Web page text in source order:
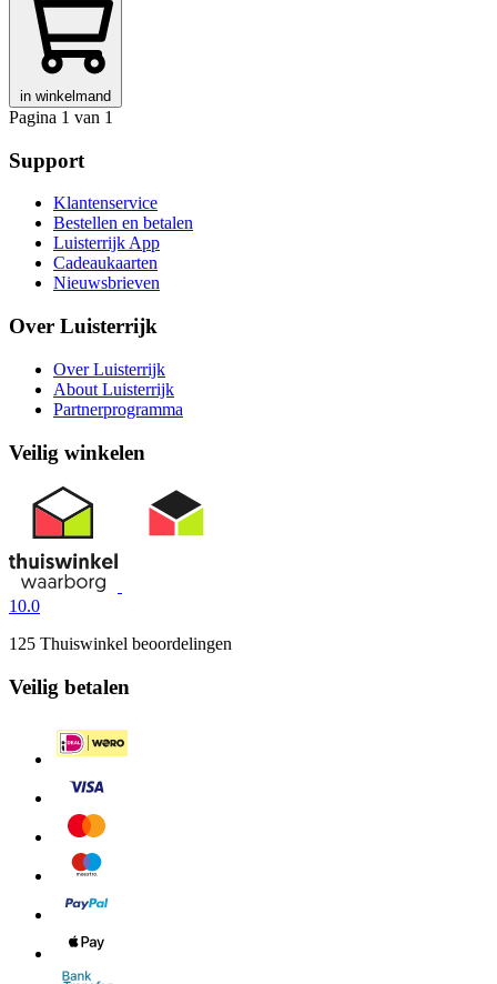
in winkelmand
Pagina 1 van 1
Support
Klantenservice
Bestellen en betalen
Luisterrijk App
Cadeaukaarten
Nieuwsbrieven
Over Luisterrijk
Over Luisterrijk
About Luisterrijk
Partnerprogramma
Veilig winkelen
10.0
125 Thuiswinkel beoordelingen
Veilig betalen